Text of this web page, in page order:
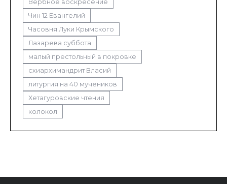
Вербное воскресение
Чин 12 Евангелий
Часовня Луки Крымского
Лазарева суббота
малый престольный в покровке
схиархимандрит Власий
литургия на 40 мучеников
Хетагуровские чтения
колокол